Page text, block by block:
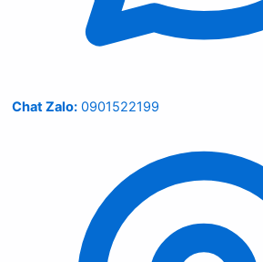
Chat Zalo: 0901522199